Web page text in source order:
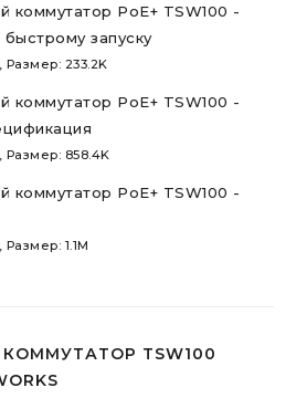
коммутатор PoE+ TSW100 -
запуску
Размер: 233.2K
коммутатор PoE+ TSW100 -
Размер: 858.4K
коммутатор PoE+ TSW100 -
1.1M
TSW100